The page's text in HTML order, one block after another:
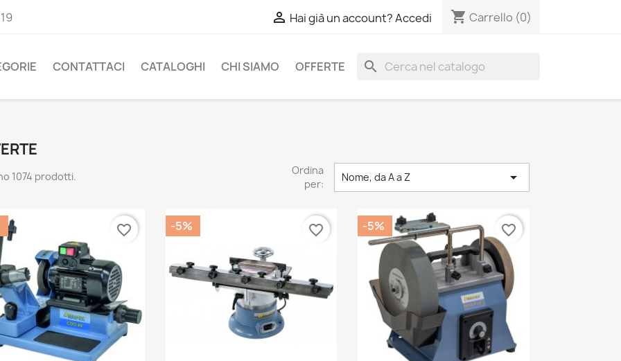
 Hai già un account? Accedi shopping_cart Carrello (0)
CONTATTACI CATALOGHI CHI SIAMO OFFERTE search
1074 prodotti.
Ordina
per:
Nome, da A a Z 
favorite_border -5% favorite_border -5% favorite_border